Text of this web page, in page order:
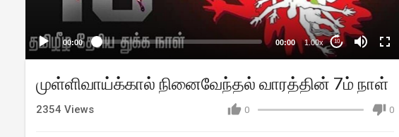
00:00 00:00 1.00x 10
முள்ளிவாய்க்கால் நினைவேந்தல் வாரத்தின் 7ம் நாள்
0 0
2354 Views